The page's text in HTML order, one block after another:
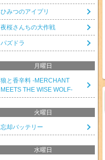
ひみつのアイプリ
夜桜さんちの大作戦
パズドラ
月曜日
狼と香辛料 -MERCHANT
MEETS THE WISE WOLF-
火曜日
忘却バッテリー
水曜日